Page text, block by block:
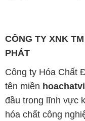
CÔNG TY XNK
PHÁT
Công ty Hóa Chất
tên miền
đầu trong lĩnh vực
hóa chất công